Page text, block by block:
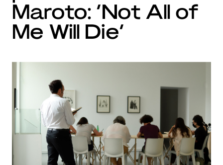
Marres Kitchen
Maroto: ‘Not All of
Me Will Die’